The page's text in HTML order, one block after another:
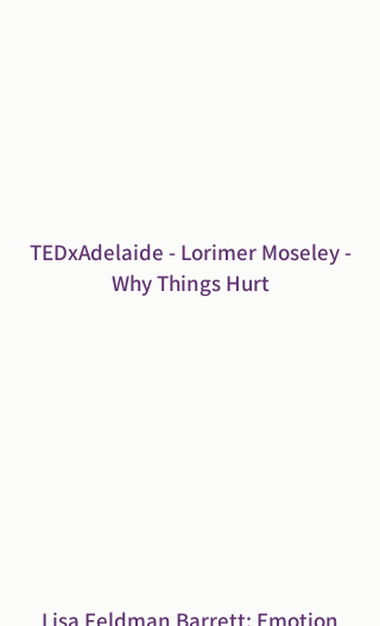
TEDxAdelaide - Lorimer Moseley -
Why Things Hurt
Lisa Feldman Barrett: Emotion